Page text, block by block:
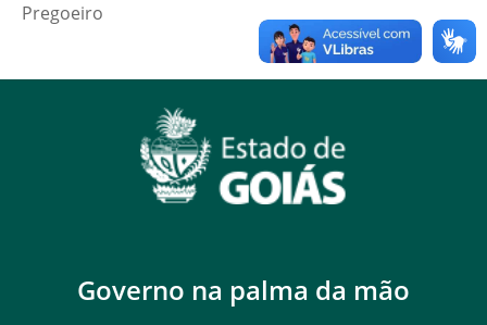
Pregoeiro
Governo na palma da mão